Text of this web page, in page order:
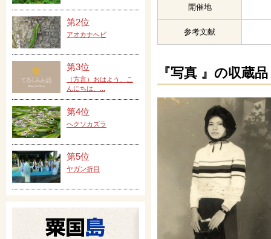
開催地
参考文献
『写真 』の収蔵品
第2位
アオカナヘビ
第3位
（方言）おはよう、こ
んにちは、...
第4位
ヘクソカズラ
第5位
ヤガン折目